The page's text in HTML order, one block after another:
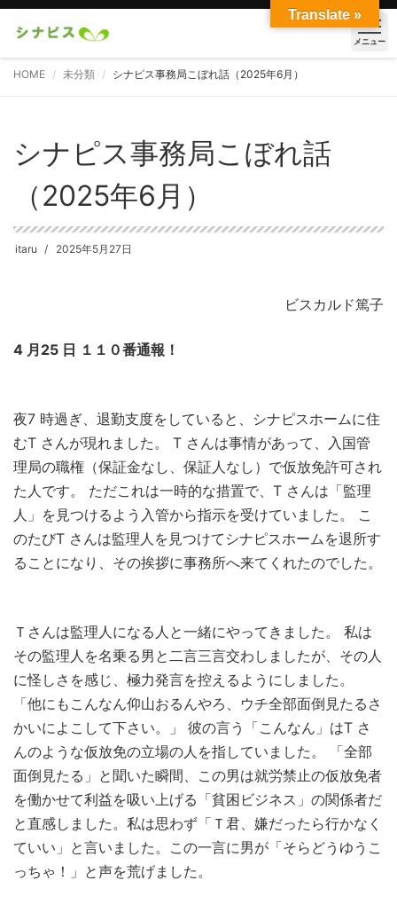
メニュー
HOME 未分類 シナピス事務局こぼれ話（2025年6月）
シナピス事務局こぼれ話
（2025年6月）
itaru 2025年5月27日
ビスカルド篤子
4 月25 日 １１０番通報！
夜7 時過ぎ、退勤支度をしていると、シナピスホームに住
むT さんが現れました。 T さんは事情があって、入国管
理局の職権（保証金なし、保証人なし）で仮放免許可され
た人です。 ただこれは一時的な措置で、T さんは「監理
人」を見つけるよう入管から指示を受けていました。 こ
のたびT さんは監理人を見つけてシナピスホームを退所す
ることになり、その挨拶に事務所へ来てくれたのでした。
Ｔさんは監理人になる人と一緒にやってきました。 私は
その監理人を名乗る男と二言三言交わしましたが、その人
に怪しさを感じ、極力発言を控えるようにしました。
「他にもこんなん仰山おるんやろ、ウチ全部面倒見たるさ
かいによこして下さい。」 彼の言う「こんなん」はT さ
んのような仮放免の立場の人を指していました。 「全部
面倒見たる」と聞いた瞬間、この男は就労禁止の仮放免者
を働かせて利益を吸い上げる「貧困ビジネス」の関係者だ
と直感しました。私は思わず「Ｔ君、嫌だったら行かなく
ていい」と言いました。この一言に男が「そらどうゆうこ
っちゃ！」と声を荒げました。
Translate »